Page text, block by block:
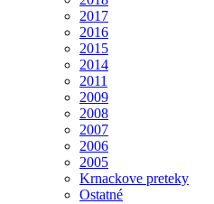
2017
2016
2015
2014
2011
2009
2008
2007
2006
2005
Krnackove preteky
Ostatné